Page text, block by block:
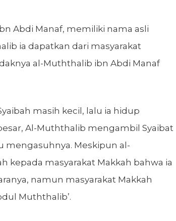
Abdi Manaf, memiliki nama asli
ia dapatkan dari masyarakat
al-Muththalib ibn Abdi Manaf
masih kecil, lalu ia hidup
Al-Muththalib mengambil Syaibat
mengasuhnya. Meskipun al-
kepada masyarakat Makkah bahwa ia
namun masyarakat Makkah
Muththalib’.